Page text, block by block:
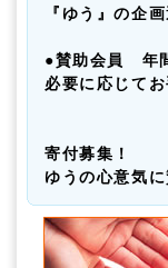
『ゆう』の企
●賛助会員 年
必要に応じて
寄付募集！
ゆうの心意気